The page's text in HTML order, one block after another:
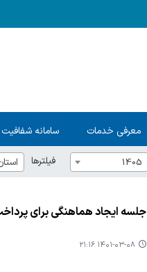
معرفی خدمات سامانه شفافیت
1405 فیلترها
جلسه ایجاد هماهنگی برای پرداخت تسهیلات بند
۱۴۰۱-۰۳-۰۸ ۲۱:۱۶